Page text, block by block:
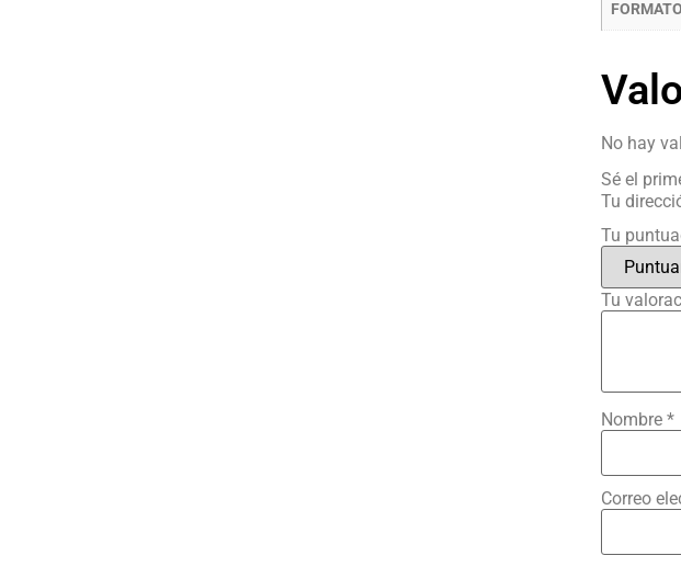
FORMATO
No hay
Sé el
Tu
Tu
Tu
Nombre *
Correo